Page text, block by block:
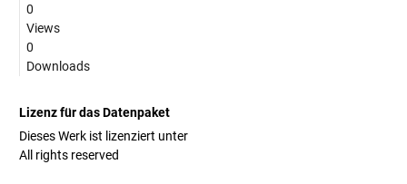
0
Views
0
Downloads
Lizenz für das Datenpaket
Dieses Werk ist lizenziert unter
All rights reserved